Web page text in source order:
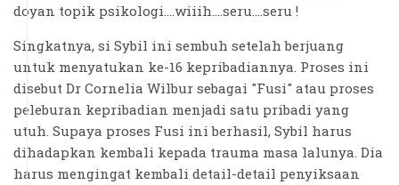
doyan topik psikologi....wiiih....seru....seru !
Singkatnya, si Sybil ini sembuh setelah berjuang
untuk menyatukan ke-16 kepribadiannya. Proses ini
disebut Dr Cornelia Wilbur sebagai "Fusi" atau proses
peleburan kepribadian menjadi satu pribadi yang
utuh. Supaya proses Fusi ini berhasil, Sybil harus
dihadapkan kembali kepada trauma masa lalunya. Dia
harus mengingat kembali detail-detail penyiksaan